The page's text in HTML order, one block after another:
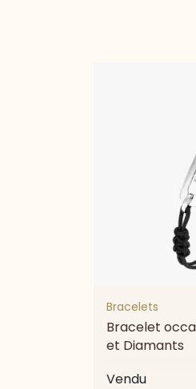
Bracelets
Bracelet
et Diamants
Vendu